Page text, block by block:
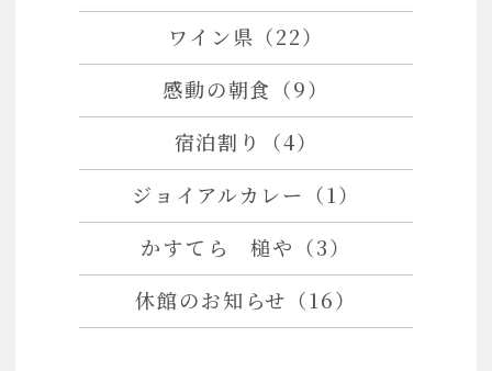
ワイン県（22）
感動の朝食（9）
宿泊割り（4）
ジョイアルカレー（1）
かすてら 槌や（3）
休館のお知らせ（16）